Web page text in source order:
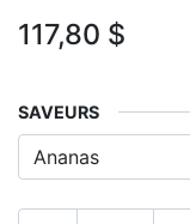
117,80 $
​SAVEURS